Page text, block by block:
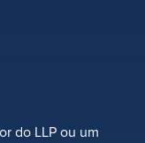
do LLP ou um